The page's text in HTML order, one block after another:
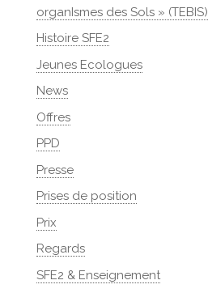
organIsmes des Sols » (TEBIS)
Histoire SFE2
Jeunes Ecologues
News
Offres
PPD
Presse
Prises de position
Prix
Regards
SFE2 & Enseignement